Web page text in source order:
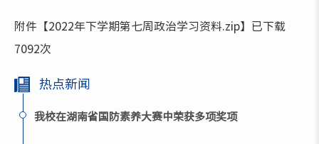
附件【2022年下学期第七周政治学习资料.zip】已下载
7092次
热点新闻
我校在湖南省国防素养大赛中荣获多项奖项